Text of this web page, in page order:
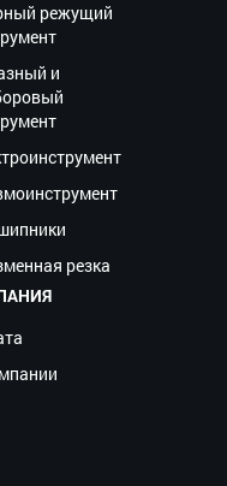
режущий
и
резка